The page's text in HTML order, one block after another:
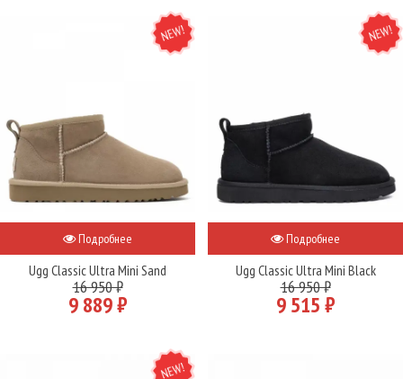
NEW
Подробнее
Ugg Classic Ultra Mini Sand
16 950 ₽
9 889 ₽
NEW
Подробнее
Ugg Classic Ultra Mini Black
16 950 ₽
9 515 ₽
NEW